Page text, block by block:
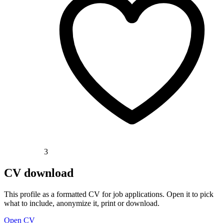
3
CV download
This profile as a formatted CV for job applications. Open it to pick
what to include, anonymize it, print or download.
Open CV